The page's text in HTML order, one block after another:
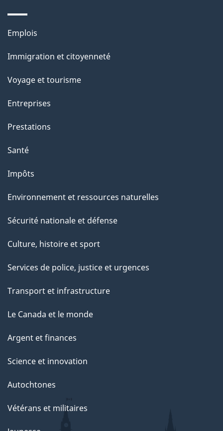
l
a
a
g
"
Thèmes
sujets
Emplois
Immigration et citoyenneté
Voyage et tourisme
Entreprises
Prestations
Santé
Impôts
Environnement et ressources naturelles
Sécurité nationale et défense
Culture, histoire et sport
Services de police, justice et urgences
Transport et infrastructure
Le Canada et le monde
Argent et finances
Science et innovation
Autochtones
Vétérans et militaires